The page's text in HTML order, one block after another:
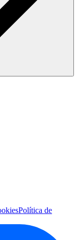
Política de